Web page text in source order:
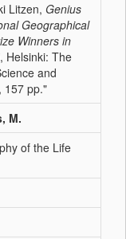
Litzen, Genius
Geographical
Winners in
, Helsinki: The
and
157 pp."
M.
of the Life